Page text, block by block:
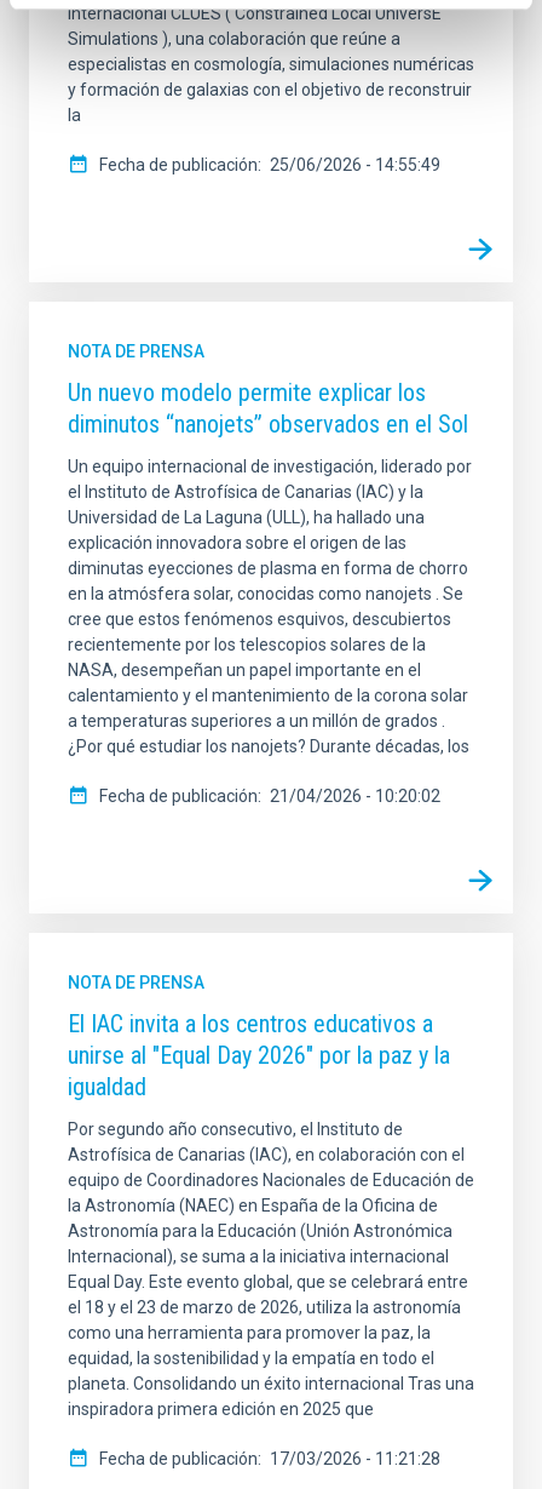
internacional CLUES ( Constrained Local UniversE
Simulations ), una colaboración que reúne a
especialistas en cosmología, simulaciones numéricas
y formación de galaxias con el objetivo de reconstruir
la
Fecha de publicación 25/06/2026 - 14:55:49
NOTA DE PRENSA
Un nuevo modelo permite explicar los
diminutos “nanojets” observados en el Sol
Un equipo internacional de investigación, liderado por
el Instituto de Astrofísica de Canarias (IAC) y la
Universidad de La Laguna (ULL), ha hallado una
explicación innovadora sobre el origen de las
diminutas eyecciones de plasma en forma de chorro
en la atmósfera solar, conocidas como nanojets . Se
cree que estos fenómenos esquivos, descubiertos
recientemente por los telescopios solares de la
NASA, desempeñan un papel importante en el
calentamiento y el mantenimiento de la corona solar
a temperaturas superiores a un millón de grados .
¿Por qué estudiar los nanojets? Durante décadas, los
Fecha de publicación 21/04/2026 - 10:20:02
NOTA DE PRENSA
El IAC invita a los centros educativos a
unirse al "Equal Day 2026" por la paz y la
igualdad
Por segundo año consecutivo, el Instituto de
Astrofísica de Canarias (IAC), en colaboración con el
equipo de Coordinadores Nacionales de Educación de
la Astronomía (NAEC) en España de la Oficina de
Astronomía para la Educación (Unión Astronómica
Internacional), se suma a la iniciativa internacional
Equal Day. Este evento global, que se celebrará entre
el 18 y el 23 de marzo de 2026, utiliza la astronomía
como una herramienta para promover la paz, la
equidad, la sostenibilidad y la empatía en todo el
planeta. Consolidando un éxito internacional Tras una
inspiradora primera edición en 2025 que
Fecha de publicación 17/03/2026 - 11:21:28